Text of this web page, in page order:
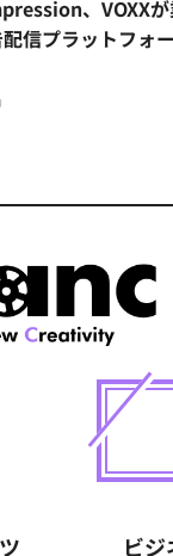
、VOXXが
信プラットフォ
ビ